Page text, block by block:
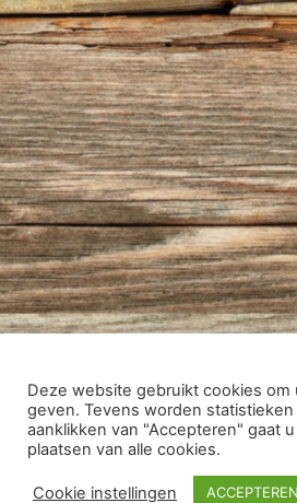
Deze website gebruikt cookies om
geven. Tevens worden
aanklikken van "Accepteren" gaat
plaatsen van alle cookies.
Cookie instellingen ACCEPTEREN